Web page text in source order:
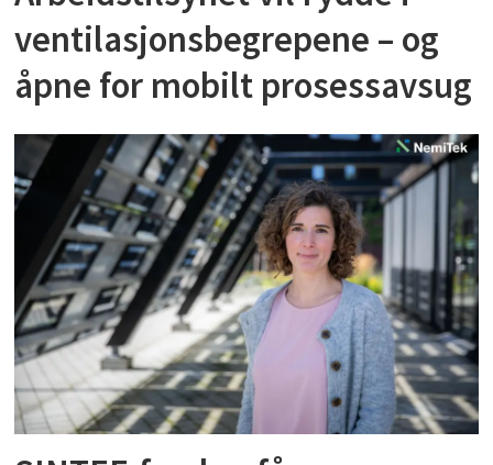
ventilasjonsbegrepene – og
åpne for mobilt prosessavsug